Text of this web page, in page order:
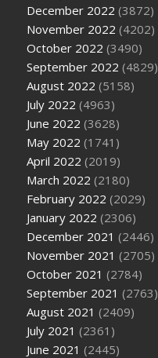
December 2022 (3872)
November 2022 (4202)
October 2022 (3490)
September 2022 (4829)
August 2022 (5158)
July 2022 (4963)
June 2022 (3628)
May 2022 (1741)
April 2022 (2019)
March 2022 (2180)
February 2022 (2029)
January 2022 (2306)
December 2021 (2446)
November 2021 (2705)
October 2021 (2784)
September 2021 (2763)
August 2021 (2409)
July 2021 (2361)
June 2021 (2445)